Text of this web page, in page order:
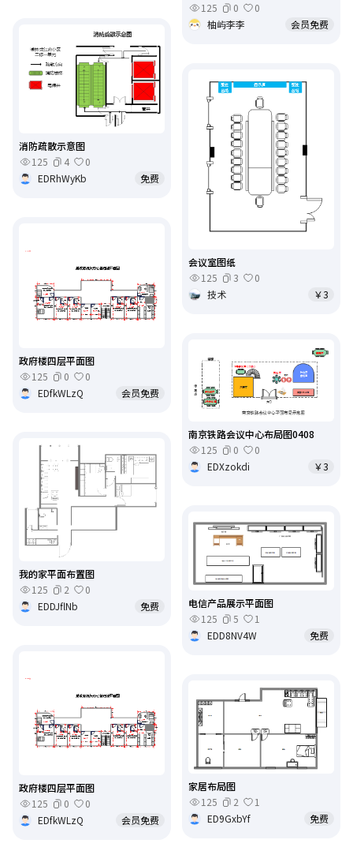
125
0
0
柚屿李李
会员免费
消防疏散示意图
125
4
0
EDRhWyKb
免费
会议室图纸
125
3
0
技术
￥3
政府楼四层平面图
125
0
0
EDfkWLzQ
会员免费
南京铁路会议中心布局图0408
125
0
0
EDXzokdi
￥3
我的家平面布置图
125
2
0
EDDJflNb
免费
电信产品展示平面图
125
5
1
EDD8NV4W
免费
政府楼四层平面图
125
0
0
EDfkWLzQ
会员免费
家居布局图
125
2
1
ED9GxbYf
免费